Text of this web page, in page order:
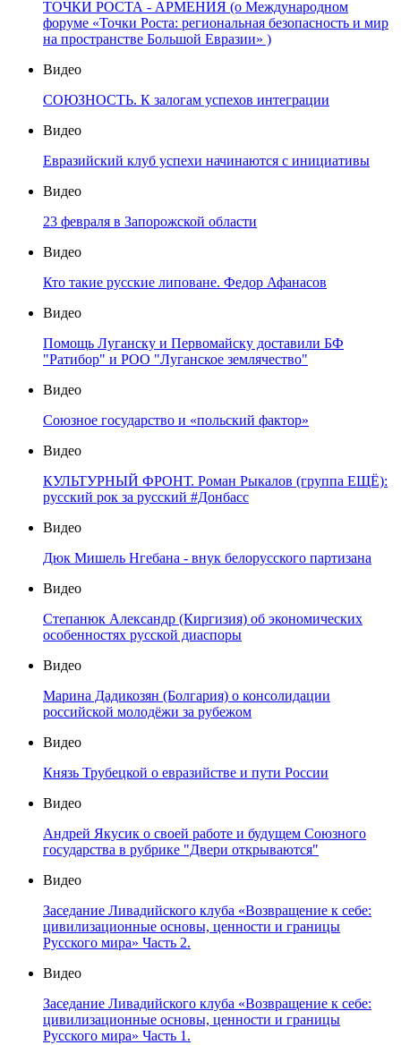
ТОЧКИ РОСТА - АРМЕНИЯ (о Международном
форуме «Точки Роста: региональная безопасность и мир
на пространстве Большой Евразии» )
Видео
СОЮЗНОСТЬ. К залогам успехов интеграции
Видео
Евразийский клуб успехи начинаются с инициативы
Видео
23 февраля в Запорожской области
Видео
Кто такие русские липоване. Федор Афанасов
Видео
Помощь Луганску и Первомайску доставили БФ
"Ратибор" и РОО "Луганское землячество"
Видео
Союзное государство и «польский фактор»
Видео
КУЛЬТУРНЫЙ ФРОНТ. Роман Рыкалов (группа ЕЩЁ):
русский рок за русский #Донбасс
Видео
Дюк Мишель Нгебана - внук белорусского партизана
Видео
Степанюк Александр (Киргизия) об экономических
особенностях русской диаспоры
Видео
Марина Дадикозян (Болгария) о консолидации
российской молодёжи за рубежом
Видео
Князь Трубецкой о евразийстве и пути России
Видео
Андрей Якусик о своей работе и будущем Союзного
государства в рубрике "Двери открываются"
Видео
Заседание Ливадийского клуба «Возвращение к себе:
цивилизационные основы, ценности и границы
Русского мира» Часть 2.
Видео
Заседание Ливадийского клуба «Возвращение к себе:
цивилизационные основы, ценности и границы
Русского мира» Часть 1.